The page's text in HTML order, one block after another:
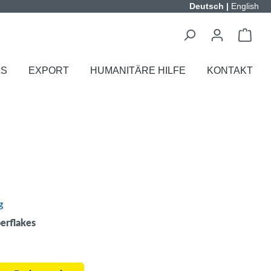
Deutsch | English
EXPORT HUMANITÄRE HILFE KONTAKT